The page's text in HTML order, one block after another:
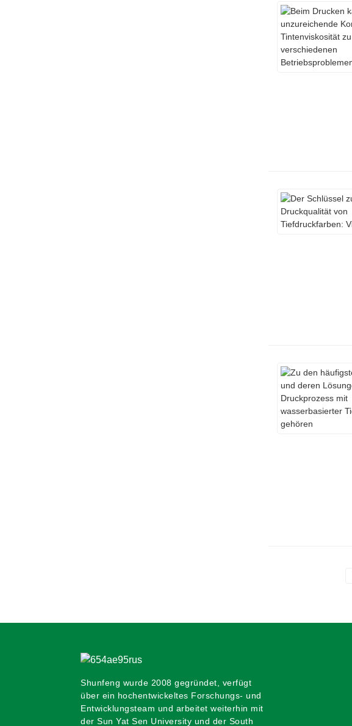
Shunfeng wurde 2008 gegründet, verfügt
über ein hochentwickeltes Forschungs- und
Entwicklungsteam und arbeitet weiterhin mit
der Sun Yat Sen University und der South